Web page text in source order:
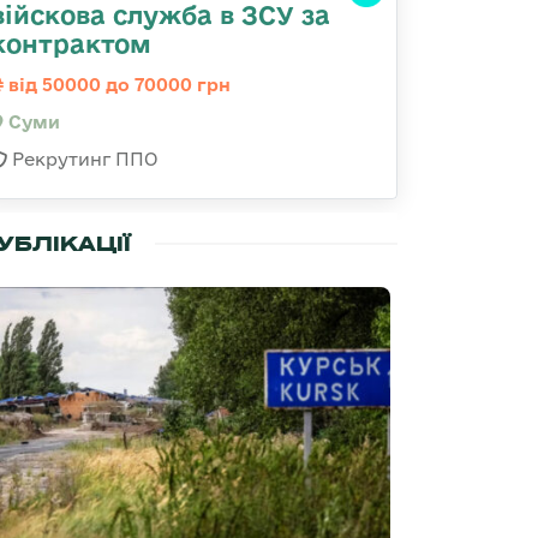
служба в ЗСУ за
від 50000 до 70000 грн
Суми
Рекрутинг ППО